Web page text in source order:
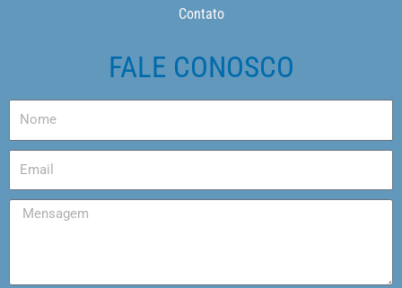
Contato
FALE CONOSCO